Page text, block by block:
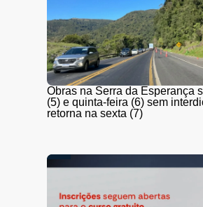
Obras na Serra da Esperança
(5) e quinta-feira (6) sem
retorna na sexta (7)